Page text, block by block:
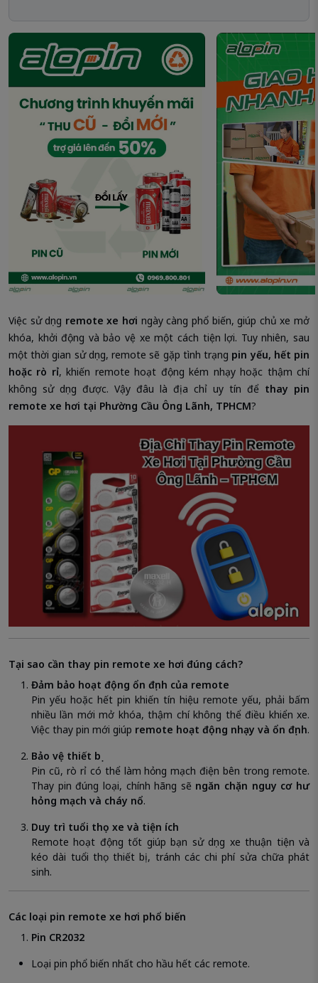
Việc sử dụng remote xe hơi ngày càng phổ biến, giúp chủ xe mở
khóa, khởi động và bảo vệ xe một cách tiện lợi. Tuy nhiên, sau
một thời gian sử dụng, remote sẽ gặp tình trạng pin yếu, hết pin
hoặc rò rỉ, khiến remote hoạt động kém nhạy hoặc thậm chí
không sử dụng được. Vậy đâu là địa chỉ uy tín để thay pin
remote xe hơi tại Phường Cầu Ông Lãnh, TPHCM?
Tại sao cần thay pin remote xe hơi đúng cách?
Đảm bảo hoạt động ổn định của remote
Pin yếu hoặc hết pin khiến tín hiệu remote yếu, phải bấm
nhiều lần mới mở khóa, thậm chí không thể điều khiển xe.
Việc thay pin mới giúp remote hoạt động nhạy và ổn định.
Bảo vệ thiết bị
Pin cũ, rò rỉ có thể làm hỏng mạch điện bên trong remote.
Thay pin đúng loại, chính hãng sẽ ngăn chặn nguy cơ hư
hỏng mạch và cháy nổ.
Duy trì tuổi thọ xe và tiện ích
Remote hoạt động tốt giúp bạn sử dụng xe thuận tiện và
kéo dài tuổi thọ thiết bị, tránh các chi phí sửa chữa phát
sinh.
Các loại pin remote xe hơi phổ biến
Pin CR2032
Loại pin phổ biến nhất cho hầu hết các remote.